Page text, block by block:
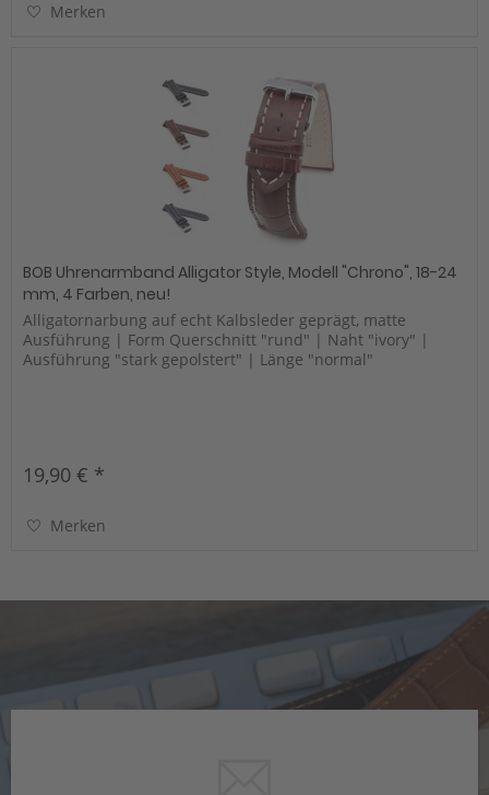
Merken
BOB Uhrenarmband Alligator Style, Modell "Chrono", 18-24
mm, 4 Farben, neu!
Alligatornarbung auf echt Kalbsleder geprägt, matte
Ausführung | Form Querschnitt "rund" | Naht "ivory" |
Ausführung "stark gepolstert" | Länge "normal"
19,90 € *
Merken